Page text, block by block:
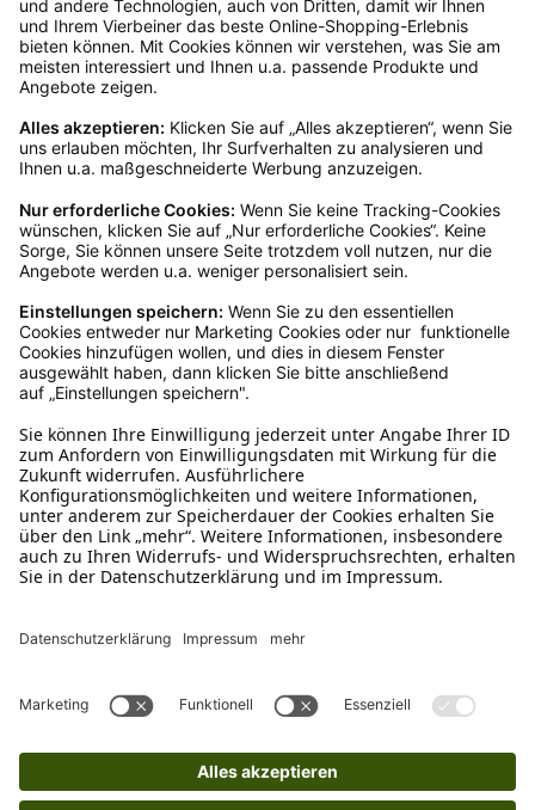
Kundenservice
Mo – Fr 9 – 17 Uhr, Sa 9 – 13 Uhr
Ruf uns an
04942-60 64 080
Schreibe uns
verkauf@schecker.de
WhatsApp Support
+49 1520 8997191
Tritt unserem Newsletter bei
Barrierefreiheitserklärung Impressum AGB